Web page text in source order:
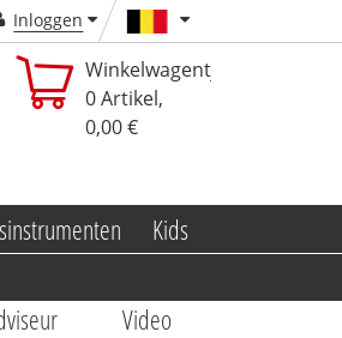
Inloggen
Winkelwagentje:
0 Artikel,
0,00 €
Kids
Video